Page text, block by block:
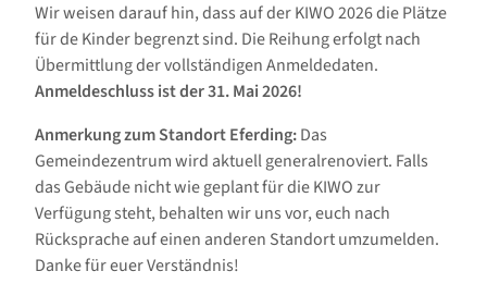
Wir weisen darauf hin, dass auf der KIWO 2026 die Plätze
für de Kinder begrenzt sind. Die Reihung erfolgt nach
Übermittlung der vollständigen Anmeldedaten.
Anmeldeschluss ist der 31. Mai 2026!
Anmerkung zum Standort Eferding:Das
Gemeindezentrum wird aktuell generalrenoviert. Falls
das Gebäude nicht wie geplant für die KIWO zur
Verfügung steht, behalten wir uns vor, euch nach
Rücksprache auf einen anderen Standort umzumelden.
Danke für euer Verständnis!